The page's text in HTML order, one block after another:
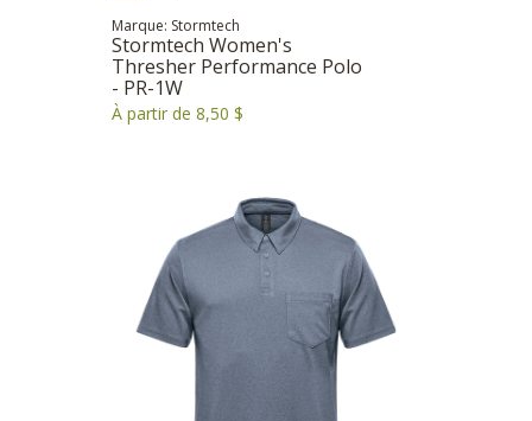
Marque: Stormtech
Stormtech Women's
Thresher Performance Polo
- PR-1W
À partir de 8,50 $